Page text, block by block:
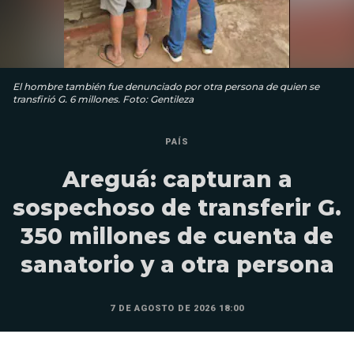
El hombre también fue denunciado por otra persona de quien se
transfirió G. 6 millones. Foto: Gentileza
PAÍS
Areguá: capturan a
sospechoso de transferir G.
350 millones de cuenta de
sanatorio y a otra persona
7 DE AGOSTO DE 2026 18:00